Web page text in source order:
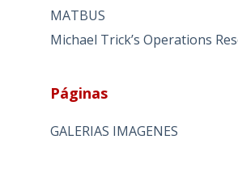
MATBUS
Michael Trick’s Operations
Páginas
GALERIAS IMAGENES